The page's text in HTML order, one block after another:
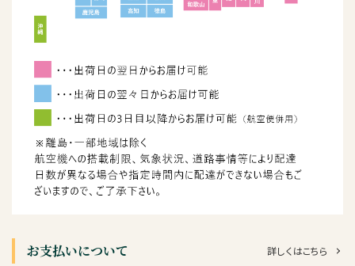
お支払いについて 詳しくはこちら